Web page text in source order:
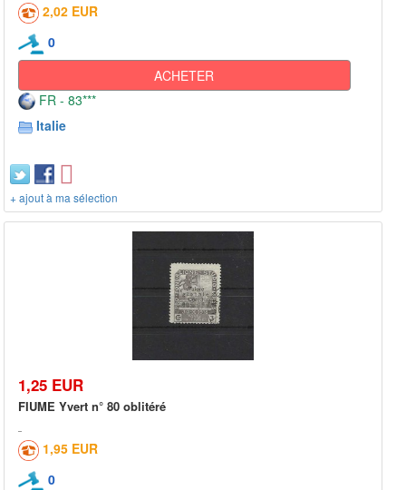
2,02 EUR
0
ACHETER
FR - 83***
Italie
+ ajout à ma sélection
1,25 EUR
FIUME Yvert n° 80 oblitéré
1,95 EUR
0